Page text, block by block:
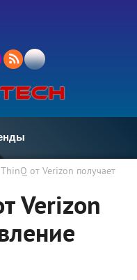
от Verizon получает
Verizon